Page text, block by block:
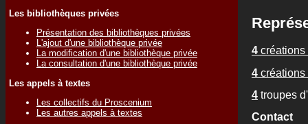
Les bibliothèques privées
Présentation des bibliothèques privées
L'ajout d'une bibliothèque privée
La modification d'une bibliothèque privée
La consultation d'une bibliothèque privée
Les appels à textes
Les collectifs du Proscenium
Les autres appels à textes
4 créations
4 créations
4 troupes
Contact